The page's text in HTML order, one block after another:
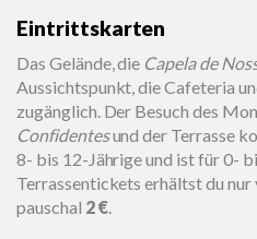
Eintrittskarten
Das Gelände, die Capela de
Aussichtspunkt, die Cafeteria
zugänglich. Der Besuch des
Confidentesund der Terrasse
8- bis 12-Jährige und ist für 0-
Terrassentickets erhältst du
pauschal 2 €.